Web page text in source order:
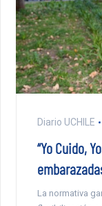
Diario UCHILE
“Yo Cuido,
La normativa